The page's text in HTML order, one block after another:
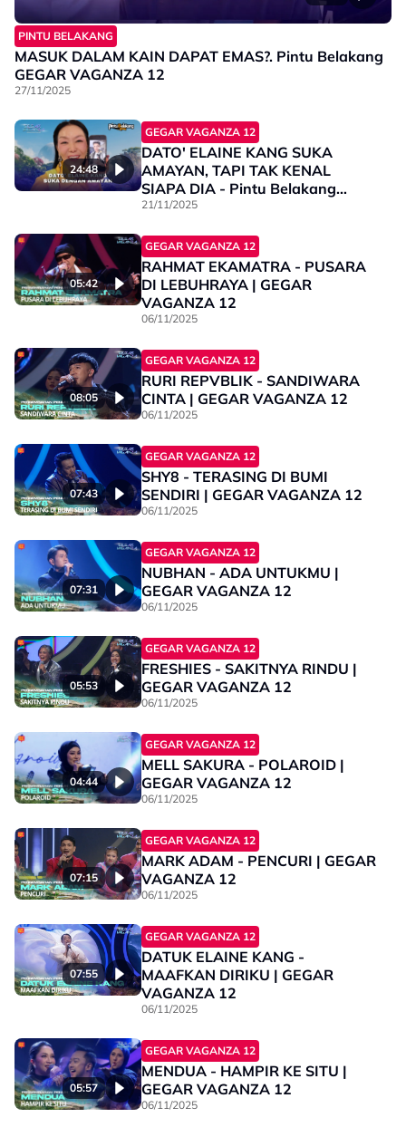
PINTU BELAKANG
MASUK DALAM KAIN DAPAT EMAS?. Pintu Belakang
GEGAR VAGANZA 12
27/11/2025
24:48
GEGAR VAGANZA 12
DATO' ELAINE KANG SUKA
AMAYAN, TAPI TAK KENAL
SIAPA DIA - Pintu Belakang
GEGAR VAGANZA 12
21/11/2025
05:42
GEGAR VAGANZA 12
RAHMAT EKAMATRA - PUSARA
DI LEBUHRAYA | GEGAR
VAGANZA 12
06/11/2025
08:05
GEGAR VAGANZA 12
RURI REPVBLIK - SANDIWARA
CINTA | GEGAR VAGANZA 12
06/11/2025
07:43
GEGAR VAGANZA 12
SHY8 - TERASING DI BUMI
SENDIRI | GEGAR VAGANZA 12
06/11/2025
07:31
GEGAR VAGANZA 12
NUBHAN - ADA UNTUKMU |
GEGAR VAGANZA 12
06/11/2025
05:53
GEGAR VAGANZA 12
FRESHIES - SAKITNYA RINDU |
GEGAR VAGANZA 12
06/11/2025
04:44
GEGAR VAGANZA 12
MELL SAKURA - POLAROID |
GEGAR VAGANZA 12
06/11/2025
07:15
GEGAR VAGANZA 12
MARK ADAM - PENCURI | GEGAR
VAGANZA 12
06/11/2025
07:55
GEGAR VAGANZA 12
DATUK ELAINE KANG -
MAAFKAN DIRIKU | GEGAR
VAGANZA 12
06/11/2025
05:57
GEGAR VAGANZA 12
MENDUA - HAMPIR KE SITU |
GEGAR VAGANZA 12
06/11/2025